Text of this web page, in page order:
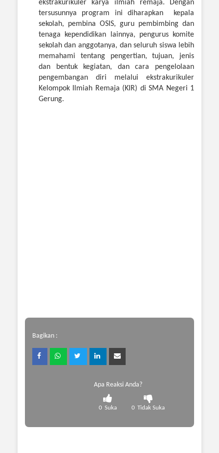
ekstrakurikuler karya ilmiah remaja. Dengan
tersusunnya program ini diharapkan kepala
sekolah, pembina OSIS, guru pembimbing dan
tenaga kependidikan lainnya, pengurus komite
sekolah dan anggotanya, dan seluruh siswa lebih
memahami tentang pengertian, tujuan, jenis
dan bentuk kegiatan, dan cara pengelolaan
pengembangan diri melalui ekstrakurikuler
Kelompok Ilmiah Remaja (KIR) di SMA Negeri 1
Gerung.
Bagikan :
Apa Reaksi Anda?
0 Suka 0 Tidak Suka